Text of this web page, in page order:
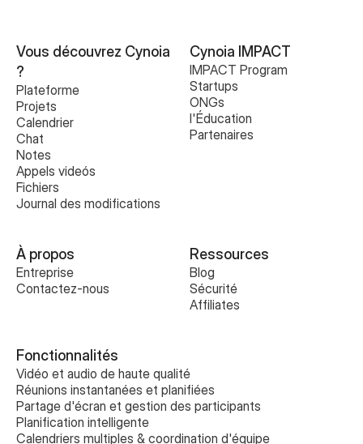
Vous découvrez Cynoia
?
Plateforme
Projets
Calendrier
Chat
Notes
Appels videós
Fichiers
Journal des modifications
Cynoia IMPACT
IMPACT Program
Startups
ONGs
l'Éducation
Partenaires
À propos
Entreprise
Contactez-nous
Ressources
Blog
Sécurité
Affiliates
Fonctionnalités
Vidéo et audio de haute qualité
Réunions instantanées et planifiées
Partage d'écran et gestion des participants
Planification intelligente
Calendriers multiples & coordination d'équipe